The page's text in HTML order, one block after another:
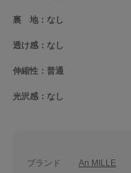
裏 地：なし
透け感：なし
伸縮性：普通
光沢感：なし
ブランド An MILLE